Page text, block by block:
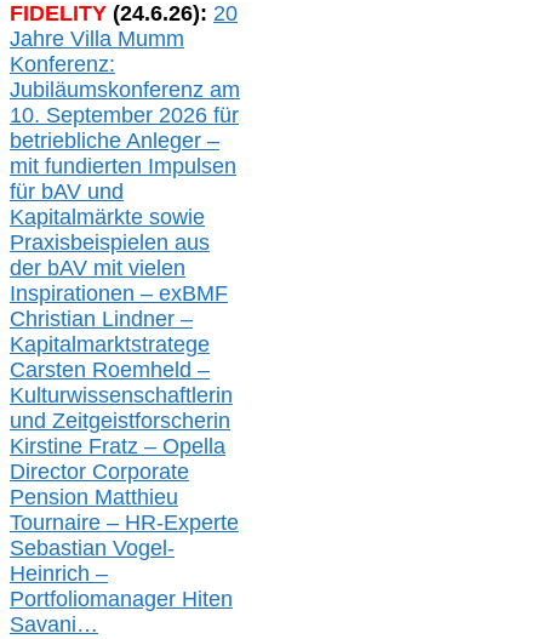
FIDELITY (24.6.26): 20
Jahre Villa Mumm
Konferenz:
Jubiläumskonferenz am
10. September 2026 für
betriebliche Anleger –
mit fundierten Impulsen
für bAV und
Kapitalmärkte sowie
Praxisbeispielen aus
der bAV mit vielen
Inspirationen – exBMF
Christian Lindner –
Kapitalmarktstratege
Carsten Roemheld –
Kulturwissenschaftlerin
und Zeitgeistforscherin
Kirstine Fratz – Opella
Director Corporate
Pension Matthieu
Tournaire – HR-Experte
Sebastian Vogel-
Heinrich –
Portfoliomanager Hiten
Savani…